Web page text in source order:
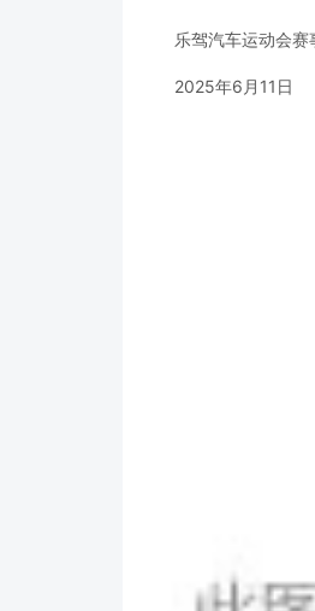
乐驾汽车运动会赛
2025年6月11日